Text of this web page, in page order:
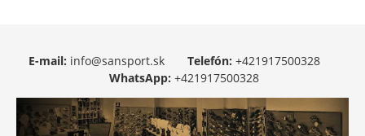
E-mail: info@sansport.sk Telefón: +421917500328
WhatsApp: +421917500328